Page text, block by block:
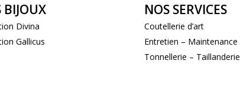
BIJOUX
Divina
Gallicus
NOS SERVICES
Coutellerie d’art
Entretien – Maintenance
Tonnellerie – Taillanderie